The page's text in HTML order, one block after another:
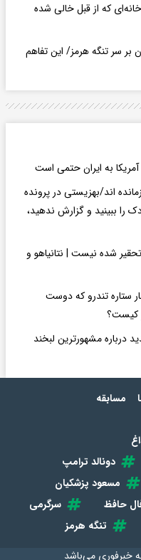
که از قبل خالی شده
بر سر تنگه هرمز/ این تفاهم
آمریکا به ایران حتمی است
اند/بهزیستی در پرونده
را ببینید و گزارش ندهید،
شده نیست | نتانیاهو و
ستاره تندرو که دوست
کیست؟
درباره مشهورترین لبخند
مسابقه
دونالد ترامپ
مسعود پزشکیان
حافظ
سرگرمی
تنگه هرمز
خبرفوری می‌باشد